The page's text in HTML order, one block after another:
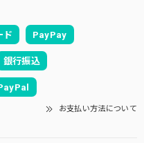
ド PayPay
銀行振込
お支払い方法について